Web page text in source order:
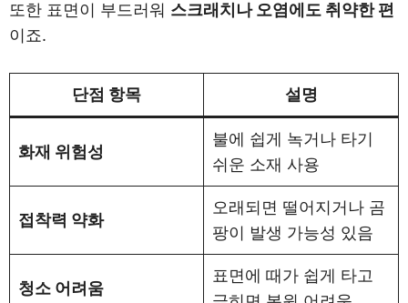
또한 표면이 부드러워 스크래치나 오염에도 취약한 편
이죠.
단점 항목 설명
화재 위험성
불에 쉽게 녹거나 타기
쉬운 소재 사용
접착력 약화
오래되면 떨어지거나 곰
팡이 발생 가능성 있음
청소 어려움
표면에 때가 쉽게 타고